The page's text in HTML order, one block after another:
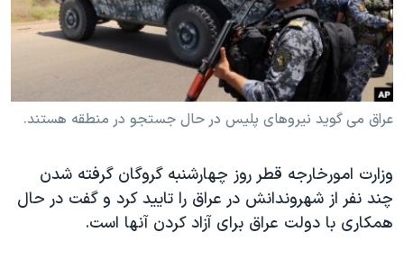
فرهنگ و زندگی
حقوق شهروندی
اقتصادی
علم و فناوری
گالری عکس
آرشیو پخش زنده
مستندها
انتخابات ریاست جمهوری آمریکا ۲۰۲۴
حمله جمهوری اسلامی به اسرائیل
رمز مهسا
اعتراضات زن، زندگی، آزادی
مجموعه مستندهای دادخواهی
دنبال کنید
عراق می گوید نیروهای پلیس در حال جستجو در منطقه هستند.
وزارت امورخارجه قطر روز چهارشنبه گروگان گرفته شدن
چند نفر از شهروندانش در عراق را تایید کرد و گفت در حال
همکاری با دولت عراق برای آزاد کردن آنها است.